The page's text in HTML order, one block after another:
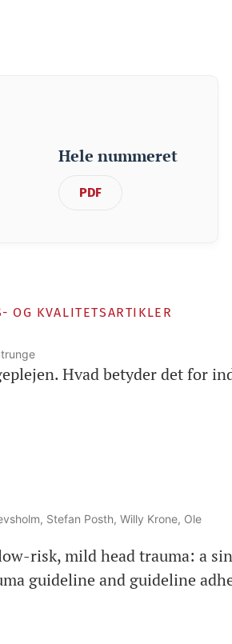
Hele nummeret
PDF
OG KVALITETSARTIKLER
Hvad betyder det for
Stefan Posth, Willy Krone, Ole
risk, mild head trauma: a
guideline and guideline